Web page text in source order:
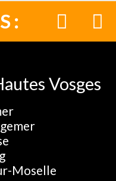
:
Vosges
Moselle